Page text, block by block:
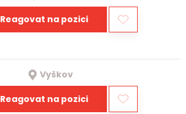
Reagovat na pozici
Vyškov
Reagovat na pozici